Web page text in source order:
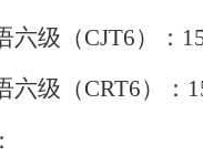
六级（CJT6）：
六级（CRT6）：